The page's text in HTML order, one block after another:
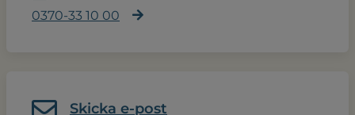
0370-33 10 00
Skicka e-post